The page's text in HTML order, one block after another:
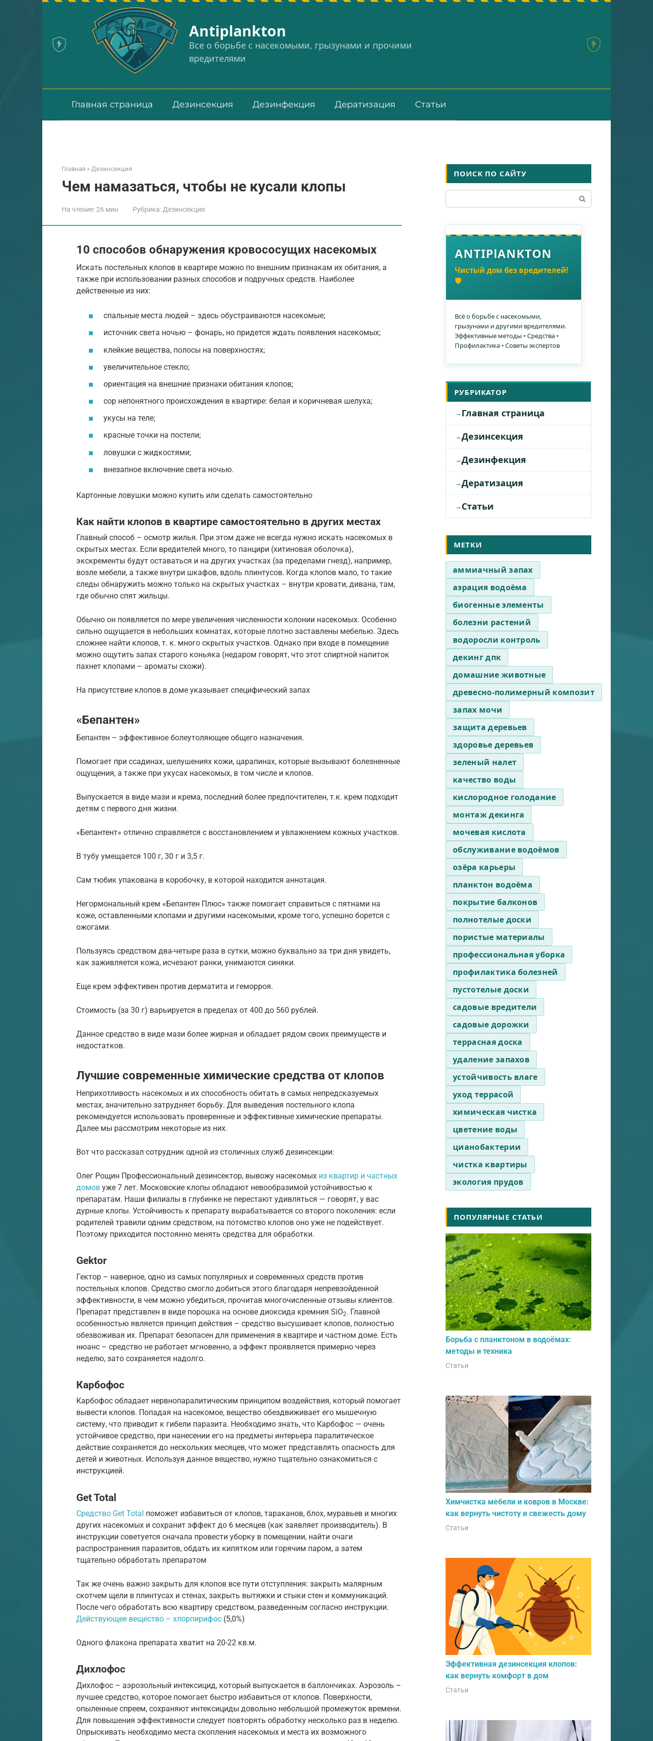
Аntiplankton
Все о борьбе с насекомыми, грызунами и прочими
вредителями
Главная страница Дезинсекция Дезинфекция Дератизация Статьи
Главная » Дезинсекция
Чем намазаться, чтобы не кусали клопы
На чтение:26 мин Рубрика: Дезинсекция
10 способов обнаружения кровососущих насекомых
Искать постельных клопов в квартире можно по внешним признакам их обитания, а
также при использовании разных способов и подручных средств. Наиболее
действенные из них:
спальные места людей – здесь обустраиваются насекомые;
источник света ночью – фонарь, но придется ждать появления насекомых;
клейкие вещества, полосы на поверхностях;
увеличительное стекло;
ориентация на внешние признаки обитания клопов;
сор непонятного происхождения в квартире: белая и коричневая шелуха;
укусы на теле;
красные точки на постели;
ловушки с жидкостями;
внезапное включение света ночью.
Картонные ловушки можно купить или сделать самостоятельно
Как найти клопов в квартире самостоятельно в других местах
Главный способ – осмотр жилья. При этом даже не всегда нужно искать насекомых в
скрытых местах. Если вредителей много, то панцири (хитиновая оболочка),
экскременты будут оставаться и на других участках (за пределами гнезд), например,
возле мебели, а также внутри шкафов, вдоль плинтусов. Когда клопов мало, то такие
следы обнаружить можно только на скрытых участках – внутри кровати, дивана, там,
где обычно спят жильцы.
Обычно он появляется по мере увеличения численности колонии насекомых. Особенно
сильно ощущается в небольших комнатах, которые плотно заставлены мебелью. Здесь
сложнее найти клопов, т. к. много скрытых участков. Однако при входе в помещение
можно ощутить запах старого коньяка (недаром говорят, что этот спиртной напиток
пахнет клопами – ароматы схожи).
На присутствие клопов в доме указывает специфический запах
«Бепантен»
Бепантен – эффективное болеутоляющее общего назначения.
Помогает при ссадинах, шелушениях кожи, царапинах, которые вызывают болезненные
ощущения, а также при укусах насекомых, в том числе и клопов.
Выпускается в виде мази и крема, последний более предпочтителен, т.к. крем подходит
детям с первого дня жизни.
«Бепантент» отлично справляется с восстановлением и увлажнением кожных участков.
В тубу умещается 100 г, 30 г и 3,5 г.
Сам тюбик упакована в коробочку, в которой находится аннотация.
Негормональный крем «Бепантен Плюс» также помогает справиться с пятнами на
коже, оставленными клопами и другими насекомыми, кроме того, успешно борется с
ожогами.
Пользуясь средством два-четыре раза в сутки, можно буквально за три дня увидеть,
как заживляется кожа, исчезают ранки, унимаются синяки.
Еще крем эффективен против дерматита и геморроя.
Стоимость (за 30 г) варьируется в пределах от 400 до 560 рублей.
Данное средство в виде мази более жирная и обладает рядом своих преимуществ и
недостатков.
Лучшие современные химические средства от клопов
Неприхотливость насекомых и их способность обитать в самых непредсказуемых
местах, значительно затрудняет борьбу. Для выведения постельного клопа
рекомендуется использовать проверенные и эффективные химические препараты.
Далее мы рассмотрим некоторые из них.
Вот что рассказал сотрудник одной из столичных служб дезинсекции:
Олег Рощин Профессиональный дезинсектор, вывожу насекомых из квартир и частных
домов уже 7 лет. Московские клопы обладают невообразимой устойчивостью к
препаратам. Наши филиалы в глубинке не перестают удивляться — говорят, у вас
дурные клопы. Устойчивость к препарату вырабатывается со второго поколения: если
родителей травили одним средством, на потомство клопов оно уже не подействует.
Поэтому приходится постоянно менять средства для обработки.
Gektor
Гектор – наверное, одно из самых популярных и современных средств против
постельных клопов. Средство смогло добиться этого благодаря непревзойденной
эффективности, в чем можно убедиться, прочитав многочисленные отзывы клиентов.
Препарат представлен в виде порошка на основе диоксида кремния SiO2. Главной
особенностью является принцип действия – средство высушивает клопов, полностью
обезвоживая их. Препарат безопасен для применения в квартире и частном доме. Есть
нюанс – средство не работает мгновенно, а эффект проявляется примерно через
неделю, зато сохраняется надолго.
Карбофос
Карбофос обладает нервнопаралитическим принципом воздействия, который помогает
вывести клопов. Попадая на насекомое, вещество обездвиживает его мышечную
систему, что приводит к гибели паразита. Необходимо знать, что Карбофос — очень
устойчивое средство, при нанесении его на предметы интерьера паралитическое
действие сохраняется до нескольких месяцев, что может представлять опасность для
детей и животных. Используя данное вещество, нужно тщательно ознакомиться с
инструкцией.
Get Total
Средство Get Total поможет избавиться от клопов, тараканов, блох, муравьев и многих
других насекомых и сохранит эффект до 6 месяцев (как заявляет производитель). В
инструкции советуется сначала провести уборку в помещении, найти очаги
распространения паразитов, обдать их кипятком или горячим паром, а затем
тщательно обработать препаратом
Так же очень важно закрыть для клопов все пути отступления: закрыть малярным
скотчем щели в плинтусах и стенах, закрыть вытяжки и стыки стен и коммуникаций.
После чего обработать всю квартиру средством, разведенным согласно инструкции.
Действующее вещество – хлорпирифос (5,0%)
Одного флакона препарата хватит на 20-22 кв.м.
Дихлофос
Дихлофос – аэрозольный интексицид, который выпускается в баллончиках. Аэрозоль –
лучшее средство, которое помогает быстро избавиться от клопов. Поверхности,
опыленные спреем, сохраняют интексициды довольно небольшой промежуток времени.
Для повышения эффективности следует повторять обработку несколько раз в неделю.
Опрыскивать необходимо места скопления насекомых и места их возможного
ПОИСК ПО САЙТУ
ANTIPlANKTON
Чистый дом без вредителей!
🛡️
Всё о борьбе с насекомыми,
грызунами и другими вредителями.
Эффективные методы • Средства •
Профилактика • Советы экспертов
РУБРИКАТОР
Главная страница
Дезинсекция
Дезинфекция
Дератизация
Статьи
МЕТКИ
аммиачный запах
аэрация водоёма
биогенные элементы
болезни растений
водоросли контроль
декинг дпк
домашние животные
древесно-полимерный композит
запах мочи
защита деревьев
здоровье деревьев
зеленый налет
качество воды
кислородное голодание
монтаж декинга
мочевая кислота
обслуживание водоёмов
озёра карьеры
планктон водоёма
покрытие балконов
полнотелые доски
пористые материалы
профессиональная уборка
профилактика болезней
пустотелые доски
садовые вредители
садовые дорожки
террасная доска
удаление запахов
устойчивость влаге
уход террасой
химическая чистка
цветение воды
цианобактерии
чистка квартиры
экология прудов
ПОПУЛЯРНЫЕ СТАТЬИ
Борьба с планктоном в водоёмах:
методы и техника
Статьи
Химчистка мебели и ковров в Москве:
как вернуть чистоту и свежесть дому
Статьи
Эффективная дезинсекция клопов:
как вернуть комфорт в дом
Статьи